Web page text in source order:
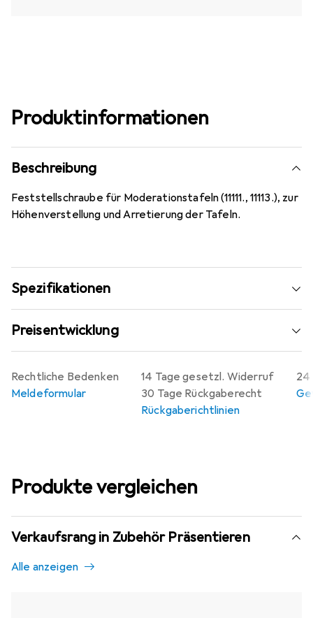
Produktinformationen
Beschreibung
Feststellschraube für Moderationstafeln (11111., 11113.), zur
Höhenverstellung und Arretierung der Tafeln.
Spezifikationen
Preisentwicklung
14 Tage gesetzl. Widerruf
30 Tage Rückgaberecht
Rückgaberichtlinien
24
Rechtliche Bedenken
Meldeformular
Produkte vergleichen
Verkaufsrang in Zubehör Präsentieren
Alle anzeigen